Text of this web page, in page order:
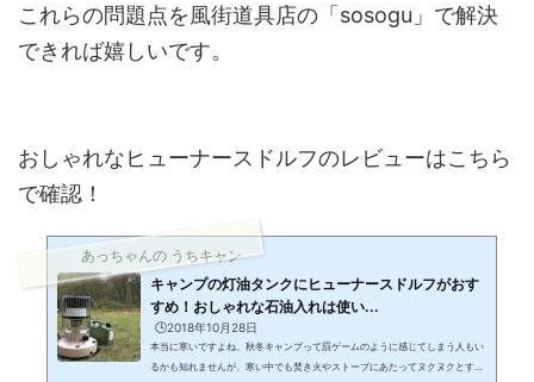
これらの問題点を風街道具店の「sosogu」で解決
できれば嬉しいです。
おしゃれなヒューナースドルフのレビューはこちら
で確認！
あっちゃんの うちキャン
キャンプの灯油タンクにヒューナースドルフがおす
すめ！おしゃれな石油入れは使い...
🕒️2018年10月28日
本当に寒いですよね。秋冬キャンプって罰ゲームのように感じてしまう人もい
るかも知れませんが、寒い中でも焚き火やストーブにあたってヌクヌクとする